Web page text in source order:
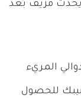
يحدث مزيف بعد
المريء
للحصول